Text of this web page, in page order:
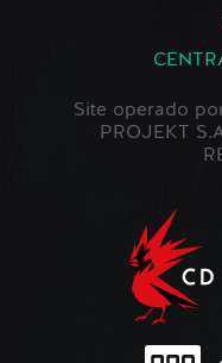
Site operado
PROJEKT